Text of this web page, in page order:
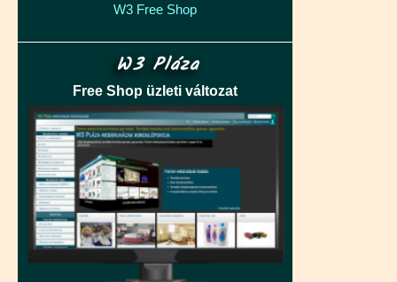
W3 Free Shop
W3 Pláza
Free Shop üzleti változat